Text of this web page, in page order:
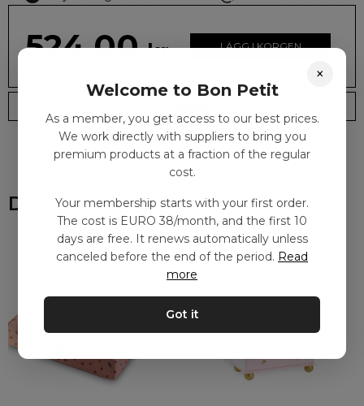
524.00 kr LÄGG I KORGEN
Du kanske också gillar
×
Welcome to Bon Petit
As a member, you get access to our best prices.
We work directly with suppliers to bring you
premium products at a fraction of the regular
cost.
Your membership starts with your first order.
The cost is EURO 38/month, and the first 10
days are free. It renews automatically unless
canceled before the end of the period. Read
more
Got it